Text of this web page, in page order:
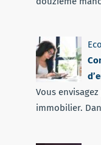
Vous
immobilier.